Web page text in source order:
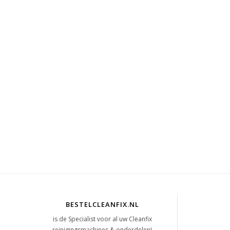
BESTELCLEANFIX.NL
is de Specialist voor al uw Cleanfix